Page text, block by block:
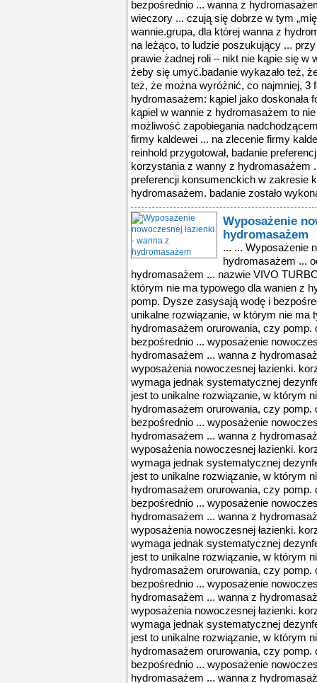
Wyposażenie
hydromasażem
... ... Wyposażenie
hydromasażem ...
hydromasażem ... nazwie VIVO
którym nie ma typowego dla wanien z
pomp. Dysze zasysają wodę i
unikalne rozwiązanie, w którym nie ma
hydromasażem orurowania, czy
bezpośrednio ... wyposażenie
hydromasażem ... wanna z
wyposażenia nowoczesnej łazienki.
wymaga jednak systematycznej
jest to unikalne rozwiązanie, w którym
hydromasażem orurowania, czy
bezpośrednio ... wyposażenie
hydromasażem ... wanna z
wyposażenia nowoczesnej łazienki.
wymaga jednak systematycznej
jest to unikalne rozwiązanie, w którym
hydromasażem orurowania, czy
bezpośrednio ... wyposażenie
hydromasażem ... wanna z
wyposażenia nowoczesnej łazienki.
wymaga jednak systematycznej
jest to unikalne rozwiązanie, w którym
hydromasażem orurowania, czy
bezpośrednio ... wyposażenie
hydromasażem ... wanna z
wyposażenia nowoczesnej łazienki.
wymaga jednak systematycznej
jest to unikalne rozwiązanie, w którym
hydromasażem orurowania, czy
bezpośrednio ... wyposażenie
hydromasażem ... wanna z